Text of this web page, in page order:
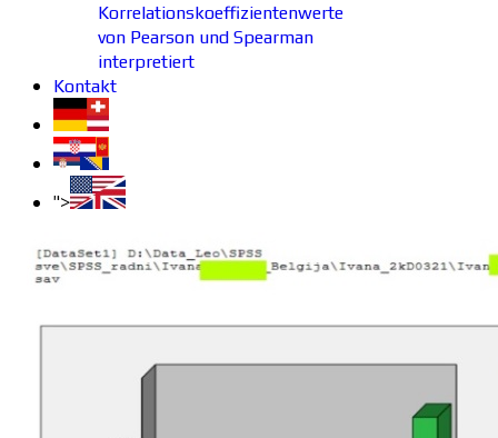
Korrelationskoeffizientenwerte
von Pearson und Spearman
interpretiert
Kontakt
">